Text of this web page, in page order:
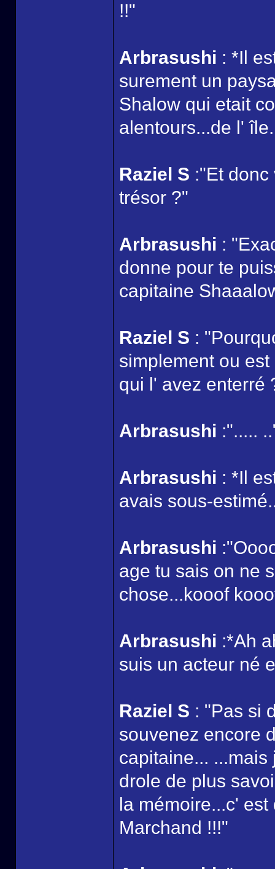
!!"
Arbrasushi : *Il
surement un
Shalow qui etait
alentours...de l'
Raziel S :"Et
trésor ?"
Arbrasushi :
donne pour te
capitaine
Raziel S :
simplement ou
qui l' avez enterré
Arbrasushi :".....
Arbrasushi : *Il
avais sous-
Arbrasushi
age tu sais on ne
chose...kooof
Arbrasushi :*Ah
suis un acteur né
Raziel S : "Pas si
souvenez encore
capitaine...
drole de plus
la mémoire...c'
Marchand !!!"